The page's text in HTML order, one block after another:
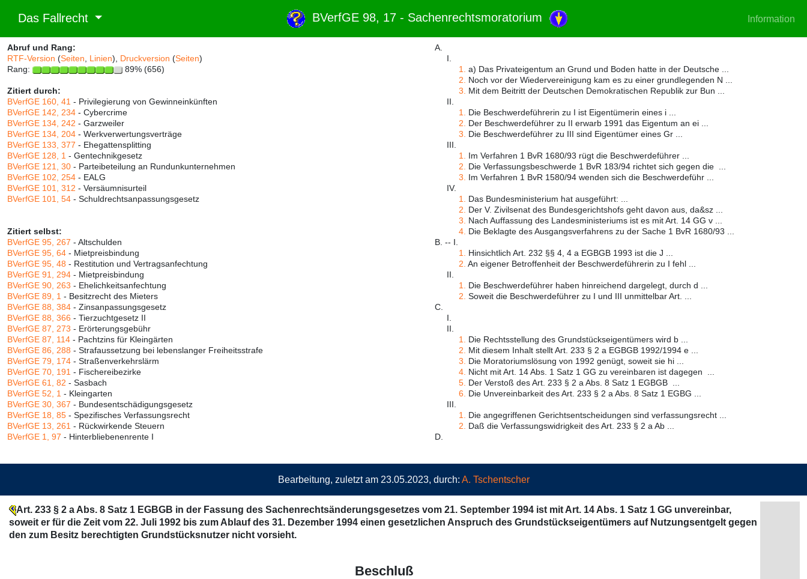
Das Fallrecht BVerfGE 98, 17 - Sachenrechtsmoratorium Information
Abruf und Rang:
RTF-Version (Seiten Linien), Druckversion (Seiten)
Rang:
89% (656)
Zitiert durch:
BVerfGE 160, 41 - Privilegierung von Gewinneinkünften
BVerfGE 142, 234 - Cybercrime
BVerfGE 134, 242 - Garzweiler
BVerfGE 134, 204 - Werkverwertungsverträge
BVerfGE 133, 377 - Ehegattensplitting
BVerfGE 128, 1 - Gentechnikgesetz
BVerfGE 121, 30 - Parteibeteilung an Rundunkunternehmen
BVerfGE 102, 254 - EALG
BVerfGE 101, 312 - Versäumnisurteil
BVerfGE 101, 54 - Schuldrechtsanpassungsgesetz
Zitiert selbst:
BVerfGE 95, 267 - Altschulden
BVerfGE 95, 64 - Mietpreisbindung
BVerfGE 95, 48 - Restitution und Vertragsanfechtung
BVerfGE 91, 294 - Mietpreisbindung
BVerfGE 90, 263 - Ehelichkeitsanfechtung
BVerfGE 89, 1 - Besitzrecht des Mieters
BVerfGE 88, 384 - Zinsanpassungsgesetz
BVerfGE 88, 366 - Tierzuchtgesetz II
BVerfGE 87, 273 - Erörterungsgebühr
BVerfGE 87, 114 - Pachtzins für Kleingärten
BVerfGE 86, 288 - Strafaussetzung bei lebenslanger Freiheitsstrafe
BVerfGE 79, 174 - Straßenverkehrslärm
BVerfGE 70, 191 - Fischereibezirke
BVerfGE 61, 82 - Sasbach
BVerfGE 52, 1 - Kleingarten
BVerfGE 30, 367 - Bundesentschädigungsgesetz
BVerfGE 18, 85 - Spezifisches Verfassungsrecht
BVerfGE 13, 261 - Rückwirkende Steuern
BVerfGE 1, 97 - Hinterbliebenenrente I
A.
I.
1.
a) Das Privateigentum an Grund und Boden hatte in der Deutsche ...
2.
Noch vor der Wiedervereinigung kam es zu einer grundlegenden N ...
3.
Mit dem Beitritt der Deutschen Demokratischen Republik zur Bun ...
II.
1.
Die Beschwerdeführerin zu I ist Eigentümerin eines i ...
2.
Der Beschwerdeführer zu II erwarb 1991 das Eigentum an ei ...
3.
Die Beschwerdeführer zu III sind Eigentümer eines Gr ...
III.
1.
Im Verfahren 1 BvR 1680/93 rügt die Beschwerdeführer ...
2.
Die Verfassungsbeschwerde 1 BvR 183/94 richtet sich gegen die ...
3.
Im Verfahren 1 BvR 1580/94 wenden sich die Beschwerdeführ ...
IV.
1.
Das Bundesministerium hat ausgeführt: ...
2.
Der V. Zivilsenat des Bundesgerichtshofs geht davon aus, da&sz ...
3.
Nach Auffassung des Landesministeriums ist es mit Art. 14 GG v ...
4. Die Beklagte des Ausgangsverfahrens zu der Sache 1 BvR 1680/93 ...
B. -- I.
1.
Hinsichtlich Art. 232 §§ 4, 4 a EGBGB 1993 ist die J ...
2. An eigener Betroffenheit der Beschwerdeführerin zu I fehl ...
II.
1.
Die Beschwerdeführer haben hinreichend dargelegt, durch d ...
2. Soweit die Beschwerdeführer zu I und III unmittelbar Art. ...
C.
I.
II.
1.
Die Rechtsstellung des Grundstückseigentümers wird b ...
2.
Mit diesem Inhalt stellt Art. 233 § 2 a EGBGB 1992/1994 e ...
3.
Die Moratoriumslösung von 1992 genügt, soweit sie hi ...
4. Nicht mit Art. 14 Abs. 1 Satz 1 GG zu vereinbaren ist dagegen ...
5. Der Verstoß des Art. 233 § 2 a Abs. 8 Satz 1 EGBGB ...
6.
Die Unvereinbarkeit des Art. 233 § 2 a Abs. 8 Satz 1 EGBG ...
III.
1.
Die angegriffenen Gerichtsentscheidungen sind verfassungsrecht ...
2.
Daß die Verfassungswidrigkeit des Art. 233 § 2 a Ab ...
D.
Bearbeitung, zuletzt am 23.05.2023, durch: A. Tschentscher
Art. 233 § 2 a Abs. 8 Satz 1 EGBGB in der Fassung des Sachenrechtsänderungsgesetzes vom 21. September 1994 ist mit Art. 14 Abs. 1 Satz 1 GG unvereinbar,
soweit er für die Zeit vom 22. Juli 1992 bis zum Ablauf des 31. Dezember 1994 einen gesetzlichen Anspruch des Grundstückseigentümers auf Nutzungsentgelt gegen
den zum Besitz berechtigten Grundstücksnutzer nicht vorsieht.
Beschluß